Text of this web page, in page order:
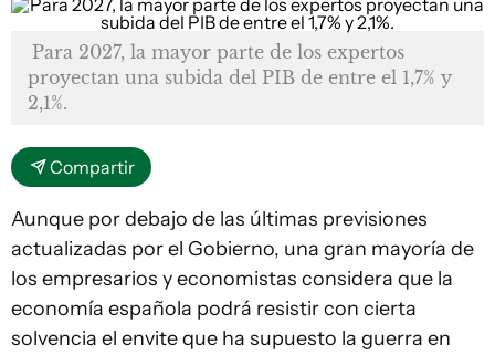
Para 2027, la mayor parte de los expertos
proyectan una subida del PIB de entre el 1,7% y
2,1%.
Compartir
Aunque por debajo de las últimas previsiones
actualizadas por el Gobierno, una gran mayoría de
los empresarios y economistas considera que la
economía española podrá resistir con cierta
solvencia el envite que ha supuesto la guerra en